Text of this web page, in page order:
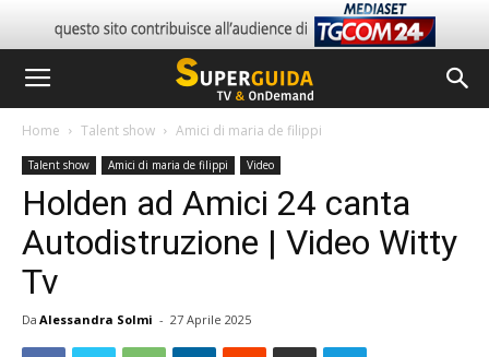
Home Talent show Amici di maria de filippi
Talent show Amici di maria de filippi Video
Holden ad Amici 24 canta
Autodistruzione | Video Witty
Tv
Da Alessandra Solmi - 27 Aprile 2025